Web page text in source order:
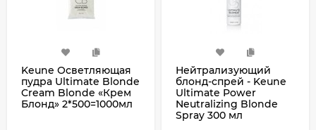
Keune Осветляющая
пудра Ultimate Blonde
Cream Blonde «Крем
Блонд» 2*500=1000мл
Нейтрализующий
блонд-спрей - Keune
Ultimate Power
Neutralizing Blonde
Spray 300 мл